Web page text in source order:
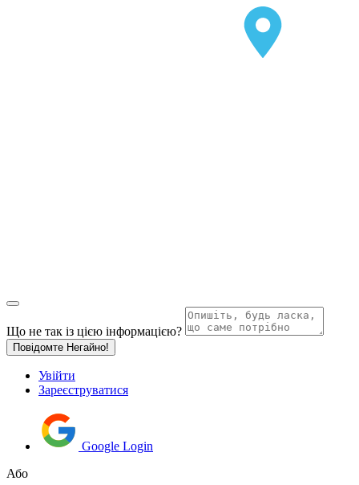
Що не так із цією інформацією?
Повідомте Негайно!
Увійти
Зареєструватися
Google Login
Або